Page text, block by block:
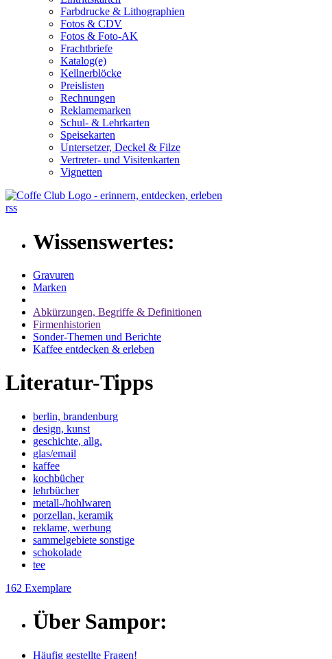
Farbdrucke & Lithographien
Fotos & CDV
Fotos & Foto-AK
Frachtbriefe
Katalog(e)
Kellnerblöcke
Preislisten
Rechnungen
Reklamemarken
Schul- & Lehrkarten
Speisekarten
Untersetzer, Deckel & Filze
Vertreter- und Visitenkarten
Vignetten
rss
Wissenswertes:
Gravuren
Marken
Abkürzungen, Begriffe & Definitionen
Firmenhistorien
Sonder-Themen und Berichte
Kaffee entdecken & erleben
Literatur-Tipps
berlin, brandenburg
design, kunst
geschichte, allg.
glas/email
kaffee
kochbücher
lehrbücher
metall-/hohlwaren
porzellan, keramik
reklame, werbung
sammelgebiete sonstige
schokolade
tee
162 Exemplare
Über Sampor:
Häufig gestellte Fragen!